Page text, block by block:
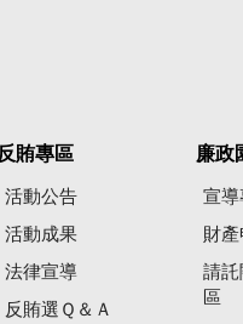
反賄專區
活動公告
活動成果
法律宣導
反賄選Ｑ＆Ａ
廉政
宣導
財
請託
區